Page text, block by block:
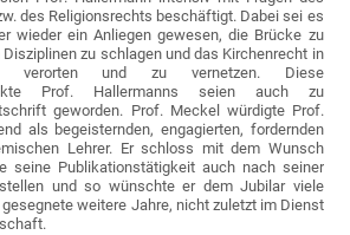
des Religionsrechts beschäftigt. Dabei sei es
wieder ein Anliegen gewesen, die Brücke zu
zu schlagen und das Kirchenrecht in
verorten und zu vernetzen. Diese
Prof. Hallermanns seien auch zu
geworden. Prof. Meckel würdigte Prof.
als begeisternden, engagierten, fordernden
Lehrer. Er schloss mit dem Wunsch
seine Publikationstätigkeit auch nach seiner
und so wünschte er dem Jubilar viele
weitere Jahre, nicht zuletzt im Dienst